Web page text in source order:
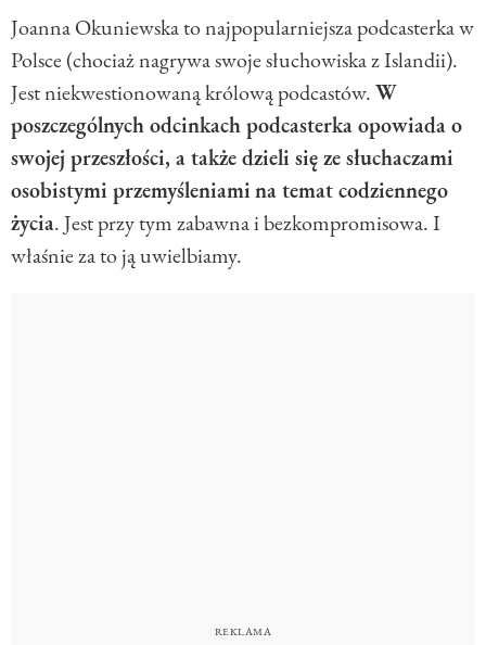
Joanna Okuniewska to najpopularniejsza podcasterka w
Polsce (chociaż nagrywa swoje słuchowiska z Islandii).
Jest niekwestionowaną królową podcastów.W
poszczególnych odcinkach podcasterka opowiada o
swojej przeszłości, a także dzieli się ze słuchaczami
osobistymi przemyśleniamina temat codziennego
życia. Jest przy tym zabawna i bezkompromisowa. I
właśnie za to ją uwielbiamy.